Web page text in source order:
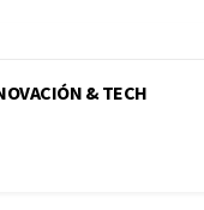
& TECH